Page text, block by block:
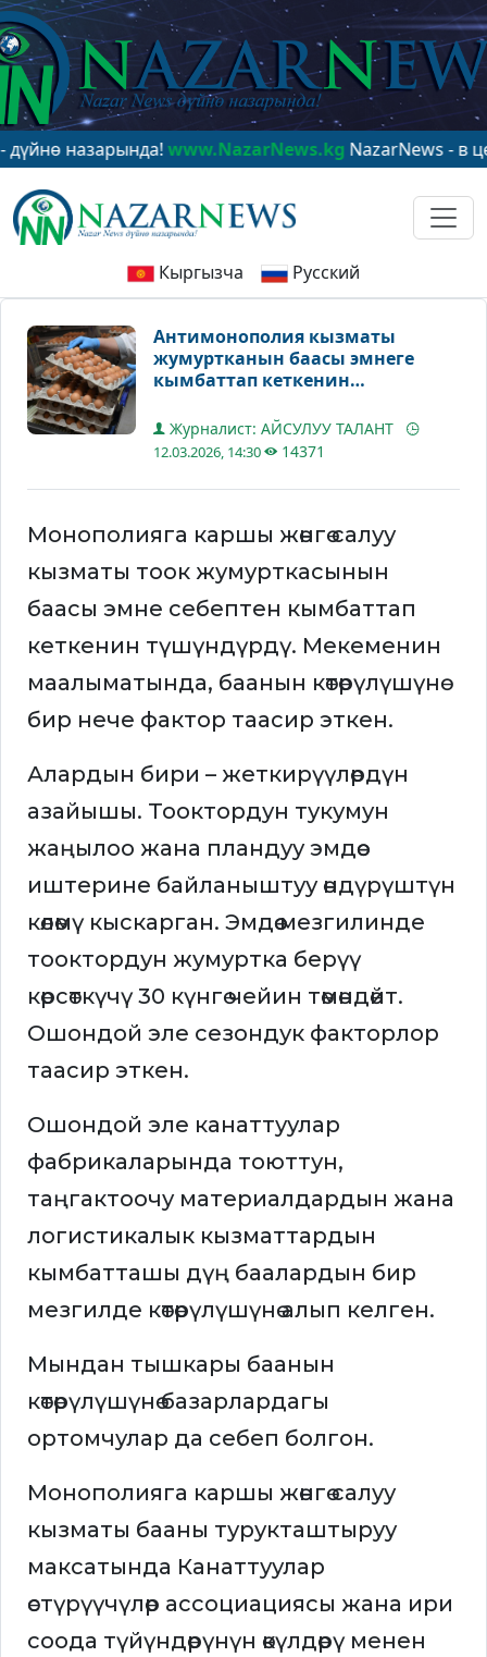
www.NazarNews.kgNazarNews - в центре
Кыргызча Русский
Антимонополия кызматы
жумуртканын баасы эмнеге
кымбаттап кеткенин
Журналист: АЙСУЛУУ ТАЛАНТ
12.03.2026, 14:30 14371
Монополияга каршы жөнгө салуу
кызматы тоок жумурткасынын
баасы эмне себептен кымбаттап
кеткенин түшүндүрдү. Мекеменин
маалыматында, баанын көтөрүлүшүнө
бир нече фактор таасир эткен.
Алардын бири – жеткирүүлөрдүн
азайышы. Тооктордун тукумун
жаңылоо жана пландуу эмдөө
иштерине байланыштуу өндүрүштүн
көлөмү кыскарган. Эмдөө мезгилинде
тооктордун жумуртка берүү
көрсөткүчү 30 күнгө чейин төмөндөйт.
Ошондой эле сезондук факторлор
таасир эткен.
Ошондой эле канаттуулар
фабрикаларында тоюттун,
таңгактоочу материалдардын жана
логистикалык кызматтардын
кымбатташы дүң баалардын бир
мезгилде көтөрүлүшүнө алып келген.
Мындан тышкары баанын
көтөрүлүшүнө базарлардагы
ортомчулар да себеп болгон.
Монополияга каршы жөнгө салуу
кызматы бааны турукташтыруу
максатында Канаттуулар
өстүрүүчүлөр ассоциациясы жана ири
соода түйүндөрүнүн өкүлдөрү менен